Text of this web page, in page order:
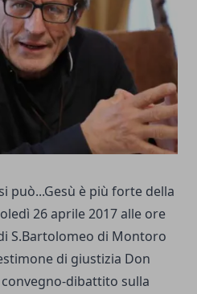
può...Gesù è più forte della
26 aprile 2017 alle ore
S.Bartolomeo di Montoro
di giustizia Don
dibattito sulla